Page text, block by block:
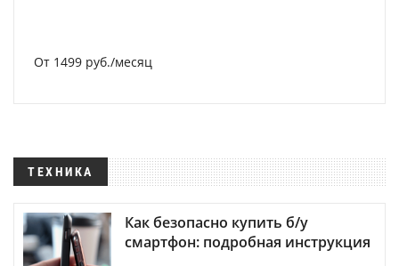
От 1499 руб./месяц
ТЕХНИКА
Как безопасно купить б/у
смартфон: подробная инструкция